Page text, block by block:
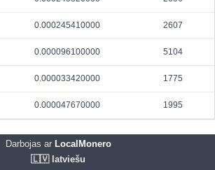
0.000245410000 2607
0.000096100000 5104
0.000033420000 1775
0.000047670000 1995
Darbojas arLocalMonero
🇱🇻 latviešu